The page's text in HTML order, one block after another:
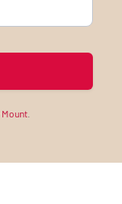
Mount.